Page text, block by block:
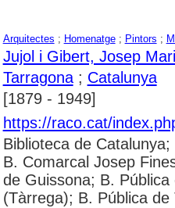
Arquitectes ; Homenatge; Pintors ;
Jujol i Gibert, Josep
Tarragona; Catalunya
[1879 - 1949]
https://raco.cat/
Biblioteca de
B. Comarcal Josep
de Guissona; B.
(Tàrrega); B. Pública de